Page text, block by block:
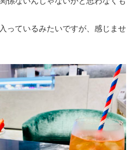
っているみたいですが、感じませ